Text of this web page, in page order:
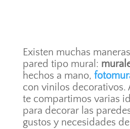
Existen muchas
pared tipo mural:
hechos a mano,
con vinilos decorativos.
te compartimos varias
para decorar las
gustos y necesidades